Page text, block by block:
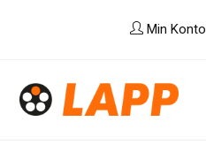
Min Konto